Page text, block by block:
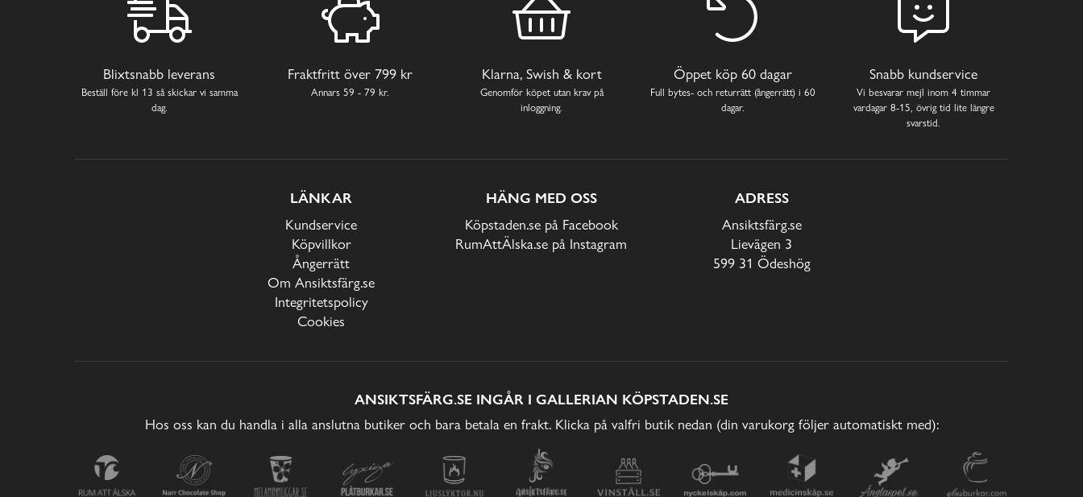
Blixtsnabb leverans
Beställ före kl 13 så skickar vi samma
dag.
Fraktfritt över 799 kr
Annars 59 - 79 kr.
Klarna, Swish & kort
Genomför köpet utan krav på
inloggning.
Öppet köp 60 dagar
Full bytes- och returrätt (ångerrätt) i 60
dagar.
Snabb kundservice
Vi besvarar mejl inom 4 timmar
vardagar 8-15, övrig tid lite längre
svarstid.
LÄNKAR
Kundservice
Köpvillkor
Ångerrätt
Om Ansiktsfärg.se
Integritetspolicy
Cookies
HÄNG MED OSS
Köpstaden.se på Facebook
RumAttÄlska.se på Instagram
ADRESS
Ansiktsfärg.se
Lievägen 3
599 31 Ödeshög
ANSIKTSFÄRG.SE INGÅR I GALLERIAN KÖPSTADEN.SE
Hos oss kan du handla i alla anslutna butiker och bara betala en frakt. Klicka på valfri butik nedan (din varukorg följer automatiskt med):